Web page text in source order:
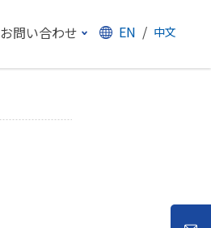
お問い合わせ EN / 中文